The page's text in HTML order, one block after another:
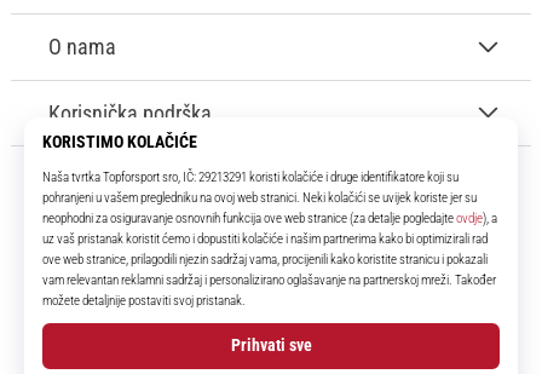
11teamsports.hr
Tvoj smo pouzdani suigrač već više od 16 godina! Cijelo to vrijeme
donosimo ti najbolje i najnovije proizvode iz svijeta nogometa.
Facebook
Instagram
O nama
Korisnička podrška